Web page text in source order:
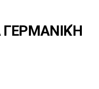
ΓΕΡΜΑΝΙΚΉ